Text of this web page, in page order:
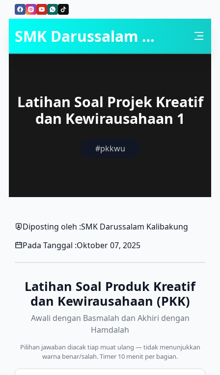
Skip to Content
SMK Darussalam Balapulang
Latihan Soal Projek Kreatif
dan Kewirausahaan 1
#pkkwu
Diposting oleh :SMK Darussalam Kalibakung
Pada Tanggal :Oktober 07, 2025
Latihan Soal Produk Kreatif
dan Kewirausahaan (PKK)
Awali dengan Basmalah dan Akhiri dengan
Hamdalah
Pilihan jawaban diacak tiap muat ulang — tidak menunjukkan
warna benar/salah. Timer 10 menit per bagian.